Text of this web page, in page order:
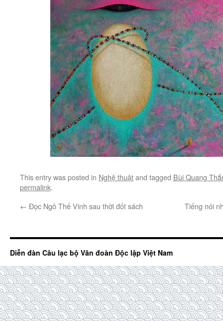
This entry was posted in Nghệ thuậtand tagged Bùi Quang
permalink.
← Đọc Ngô Thế Vinh sau thời đốt sách Tiếng nói
Diễn đàn Câu lạc bộ Văn đoàn Độc lập Việt Nam